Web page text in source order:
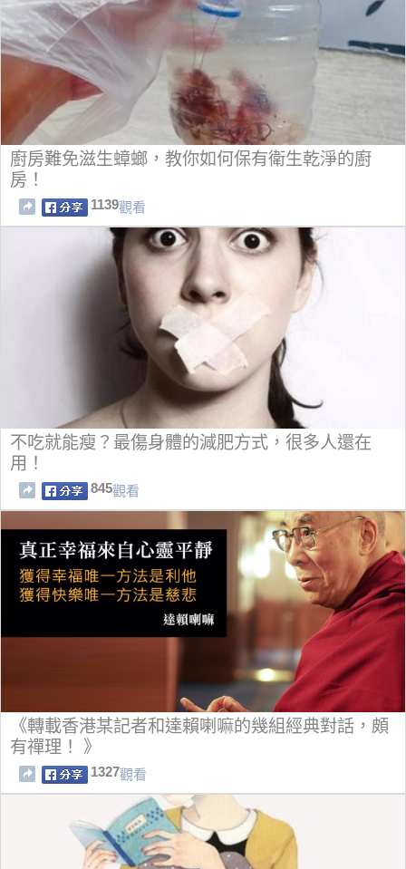
廚房難免滋生蟑螂，教你如何保有衛生乾淨的廚
房！
1139觀看
不吃就能瘦？最傷身體的減肥方式，很多人還在
用！
845觀看
《轉載香港某記者和達賴喇嘛的幾組經典對話，頗
有禪理！ 》
1327觀看